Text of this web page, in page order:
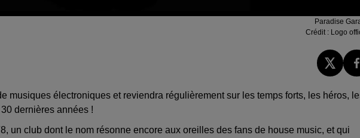
Paradise
Crédit : Logo
musiques électroniques et reviendra régulièrement sur les temps forts, les héros,
dernières années !
un club dont le nom résonne encore aux oreilles des fans de house music, et qui